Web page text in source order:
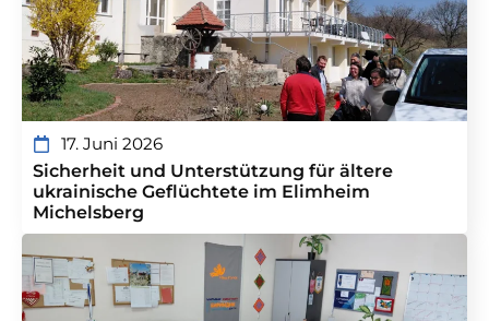
17. Juni 2026
Sicherheit und Unterstützung für ältere
ukrainische Geflüchtete im Elimheim
Michelsberg